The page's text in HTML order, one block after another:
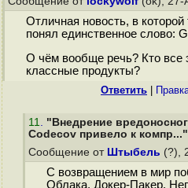
Отличная новость, в
понял единственное слово:
О чём вообще речь? Кто все
классные продукты?
Ответить
11. "Внедрение
Codecov привело к компр..."
Сообщение от Штыбель (?),
С возвращением в мир
Облака, Докер-Пакер,